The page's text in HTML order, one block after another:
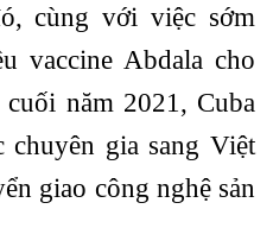
cùng với việc sớm
vaccine Abdala cho
năm 2021, Cuba
chuyên gia sang Việt
giao công nghệ sản